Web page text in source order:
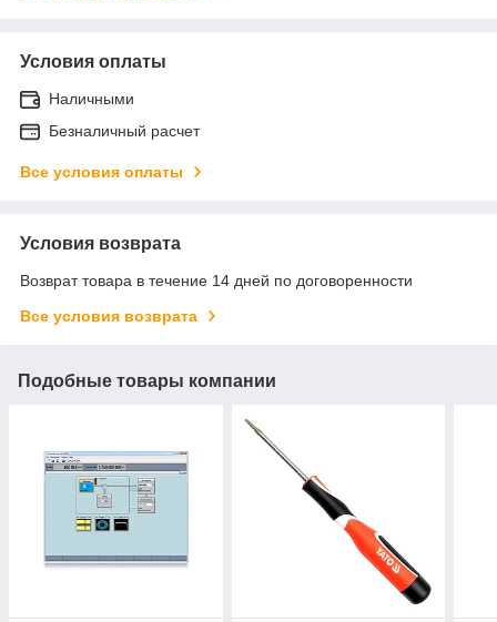
Условия оплаты
Наличными
Безналичный расчет
Все условия оплаты
Условия возврата
Возврат товара в течение 14 дней по договоренности
Все условия возврата
Подобные товары компании